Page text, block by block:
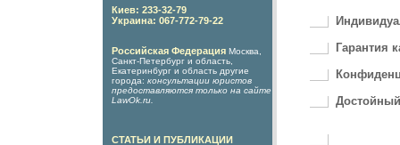
Киев: 233-32-79
Украина: 067-772-79-22
Российская Федерация Москва,
Санкт-Петербург и область,
Екатеринбург и область другие
города: консультации юристов
предоставляются только на сайте
LawOk.ru
СТАТЬИ И ПУБЛИКАЦИИ
Гарантия